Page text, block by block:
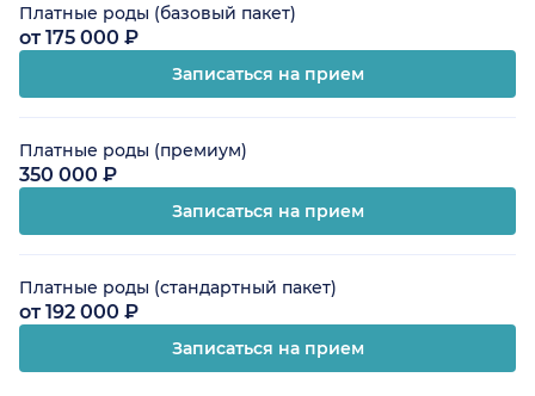
Платные роды (базовый пакет)
от 175 000 ₽
Записаться на прием
Платные роды (премиум)
350 000 ₽
Записаться на прием
Платные роды (стандартный пакет)
от 192 000 ₽
Записаться на прием